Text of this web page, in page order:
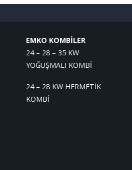
EMKO KOMBİLER
24 – 28 – 35 KW
YOĞUŞMALI KOMBİ
24 – 28 KW HERMETİK
KOMBİ